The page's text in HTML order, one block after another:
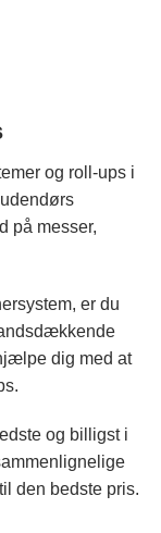
og roll-ups i
på messer,
er du
dig med at
og billigst i
den bedste pris.